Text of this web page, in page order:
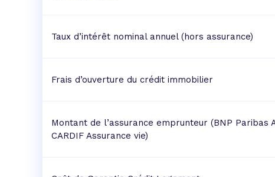
Taux d’intérêt nominal annuel (hors assurance)
Frais d’ouverture du crédit immobilier
Montant de l’assurance emprunteur (BNP
CARDIF Assurance vie)